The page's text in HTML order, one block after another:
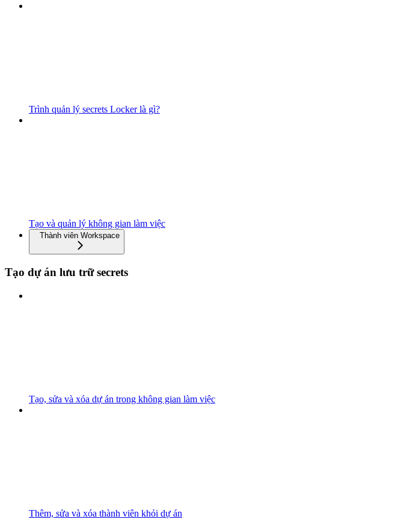
Trình quản lý secrets Locker là gì?
Tạo và quản lý không gian làm việc
Thành viên Workspace
Tạo dự án lưu trữ secrets
Tạo, sửa và xóa dự án trong không gian làm việc
Thêm, sửa và xóa thành viên khỏi dự án